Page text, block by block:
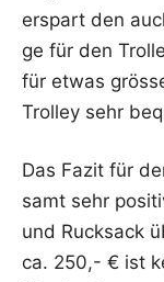
erspart den
ge für den
für etwas
Trol­ley sehr
Das Fazit für
samt sehr
und Ruck­sack
ca. 250,- € ist